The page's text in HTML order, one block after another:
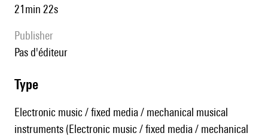
21min 22s
publisher
pas d'éditeur
type
Electronic music / fixed media / mechanical musical
instruments (Electronic music / fixed media / mechanical